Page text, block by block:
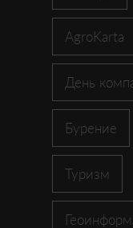
AgroKarta
День
Бурение
Туризм